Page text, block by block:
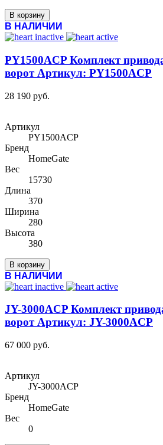
В корзину
В НАЛИЧИИ
PY1500ACP Комплект
ворот Артикул: PY1500ACP
28 190 руб.
Артикул
PY1500ACP
Бренд
HomeGate
Вес
15730
Длина
370
Ширина
280
Высота
380
В корзину
В НАЛИЧИИ
JY-3000ACP Комплект
ворот Артикул: JY-3000ACP
67 000 руб.
Артикул
JY-3000ACP
Бренд
HomeGate
Вес
0